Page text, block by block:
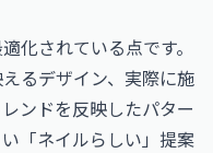
化されている点です。
るデザイン、実際に施
ンドを反映したパター
「ネイルらしい」提案